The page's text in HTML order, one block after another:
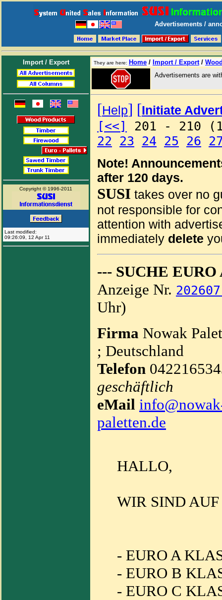
Advertisements /
Import / Export
Copyright © 1996-2011
Last modified:
09:26:09
12 Apr 11
They are here: Home / Import / Export/
Advertisements are
[Help] [Initiate
[<<]
201 - 210
22 23 24 25 26
Note!
after 120 days.
SUSI takes over no
not responsible for
attention with
immediately delete
--- SUCHE
Anzeige Nr.
Uhr)
Firma Nowak
; Deutschland
Telefon
geschäftlich
eMail
paletten.de
HALLO,
WIR SIND
- EURO A
- EURO B
- EURO C